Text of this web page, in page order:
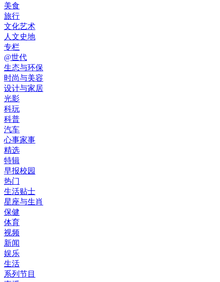
美食
旅行
文化艺术
人文史地
专栏
@世代
生态与环保
时尚与美容
设计与家居
光影
科玩
科普
汽车
心事家事
精选
特辑
早报校园
热门
生活贴士
星座与生肖
保健
体育
视频
新闻
娱乐
生活
系列节目